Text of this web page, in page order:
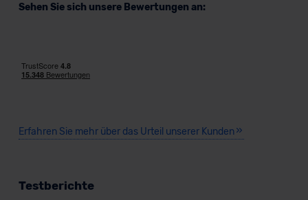
Sehen Sie sich unsere Bewertungen an:
Erfahren Sie mehr über das Urteil unserer Kunden
Testberichte